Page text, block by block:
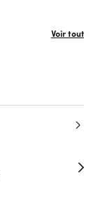
Voir tout